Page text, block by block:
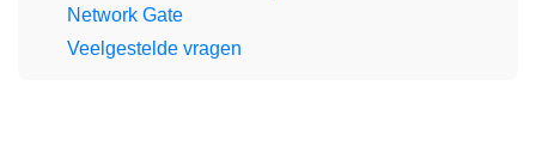
Network Gate
Veelgestelde vragen